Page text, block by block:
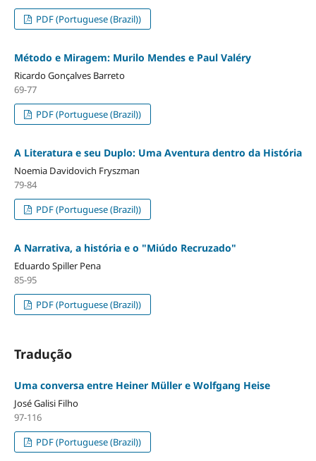
PDF (Portuguese (Brazil))
Método e Miragem: Murilo Mendes e Paul Valéry
Ricardo Gonçalves Barreto
69-77
PDF (Portuguese (Brazil))
A Literatura e seu Duplo: Uma Aventura dentro da História
Noemia Davidovich Fryszman
79-84
PDF (Portuguese (Brazil))
A Narrativa, a história e o "Miúdo Recruzado"
Eduardo Spiller Pena
85-95
PDF (Portuguese (Brazil))
Tradução
Uma conversa entre Heiner Müller e Wolfgang Heise
José Galisi Filho
97-116
PDF (Portuguese (Brazil))